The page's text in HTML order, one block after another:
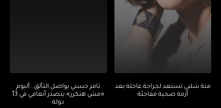
منة شلبي تستعد لجراحة عاجلة بعد
أزمة صحية مفاجئة
تامر حسني يواصل التألق.. ألبوم
«مش هتكرر» يتصدر أنغامي في 13
دولة